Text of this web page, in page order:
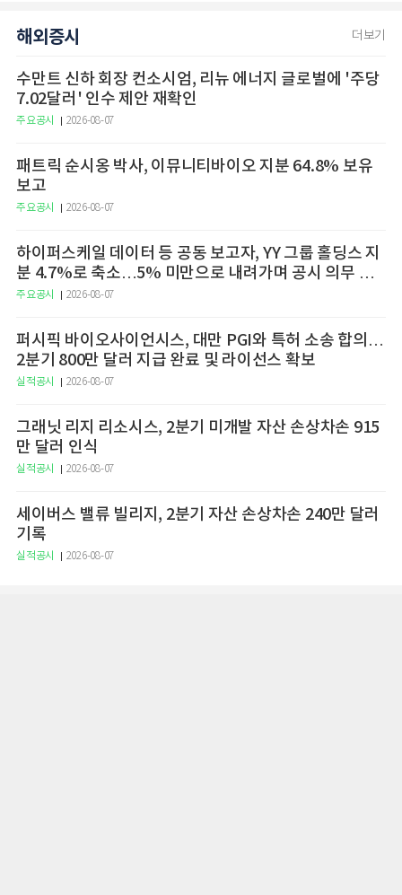
해외증시 더보기
수만트 신하 회장 컨소시엄, 리뉴 에너지 글로벌에 '주당
7.02달러' 인수 제안 재확인
주요공시 2026-08-07
패트릭 순시옹 박사, 이뮤니티바이오 지분 64.8% 보유
보고
주요공시 2026-08-07
하이퍼스케일 데이터 등 공동 보고자, YY 그룹 홀딩스 지
분 4.7%로 축소…5% 미만으로 내려가며 공시 의무 종
료
주요공시 2026-08-07
퍼시픽 바이오사이언시스, 대만 PGI와 특허 소송 합의…
2분기 800만 달러 지급 완료 및 라이선스 확보
실적공시 2026-08-07
그래닛 리지 리소시스, 2분기 미개발 자산 손상차손 915
만 달러 인식
실적공시 2026-08-07
세이버스 밸류 빌리지, 2분기 자산 손상차손 240만 달러
기록
실적공시 2026-08-07